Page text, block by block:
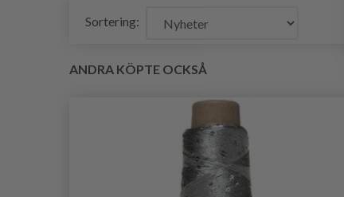
Sortering:
ANDRA KÖPTE OCKSÅ